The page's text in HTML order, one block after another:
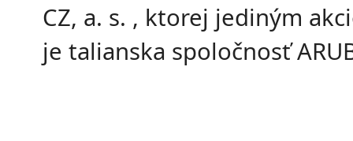
CZ, a. s. , ktorej jediným
je talianska spoločnosť